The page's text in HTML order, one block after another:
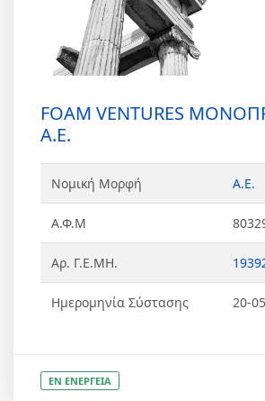
FOAM VENTURES
Α.Ε.
Νομική Μορφή Α.Ε.
Α.Φ.Μ
Αρ. Γ.Ε.ΜΗ.
Ημερομηνία Σύστασης 20-
ΕΝ ΕΝΕΡΓΕΙΑ